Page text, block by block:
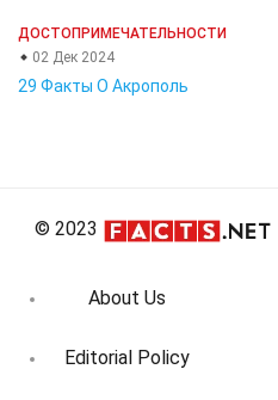
ДОСТОПРИМЕЧАТЕЛЬНОСТИ
02 Дек 2024
29 Факты О Акрополь
© 2023
About Us
Editorial Policy